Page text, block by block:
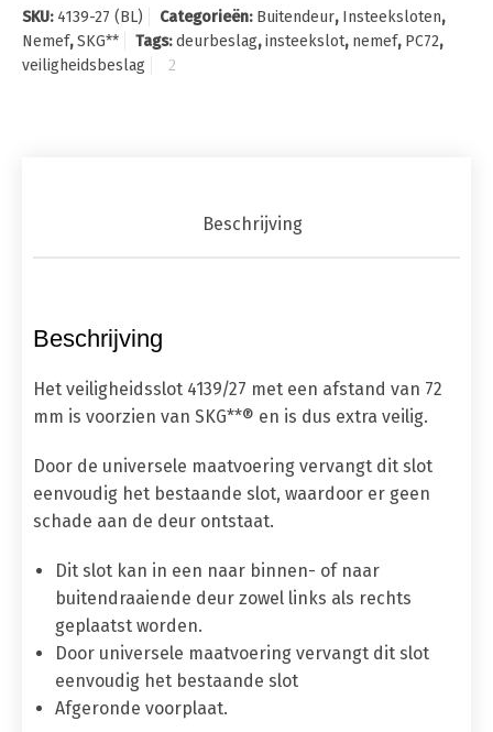
SKU: 4139-27 (BL) Categorieën: Buitendeur, Insteeksloten,
Nemef,SKG** Tags:deurbeslag,insteekslot, nemef, PC72,
veiligheidsbeslag
Beschrijving
Beschrijving
Het veiligheidsslot 4139/27 met een afstand van 72
mm is voorzien van SKG**® en is dus extra veilig.
Door de universele maatvoering vervangt dit slot
eenvoudig het bestaande slot, waardoor er geen
schade aan de deur ontstaat.
Dit slot kan in een naar binnen- of naar
buitendraaiende deur zowel links als rechts
geplaatst worden.
Door universele maatvoering vervangt dit slot
eenvoudig het bestaande slot
Afgeronde voorplaat.